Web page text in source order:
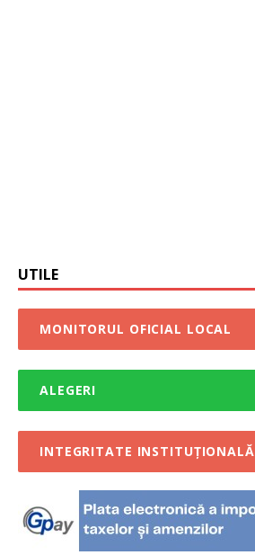
UTILE
MONITORUL OFICIAL LOCAL
ALEGERI
INTEGRITATE INSTITUȚIONALĂ